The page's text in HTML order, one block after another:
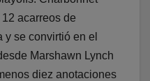
acarreos de
se convirtió en el
Marshawn Lynch
diez anotaciones